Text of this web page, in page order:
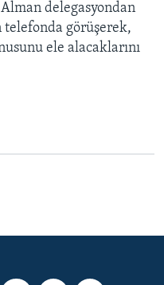
delegasyondan
görüşerek,
ele alacaklarını